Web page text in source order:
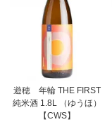
遊穂 年輪 THE FIRST
純米酒 1.8L （ゆうほ）
【CWS】